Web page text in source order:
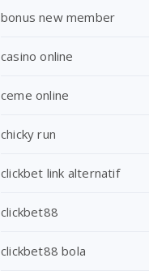
bonus new member
casino online
ceme online
chicky run
clickbet link alternatif
clickbet88
clickbet88 bola